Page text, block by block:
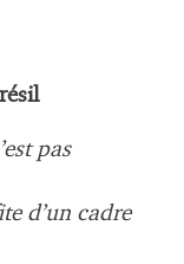
pas
d’un cadre